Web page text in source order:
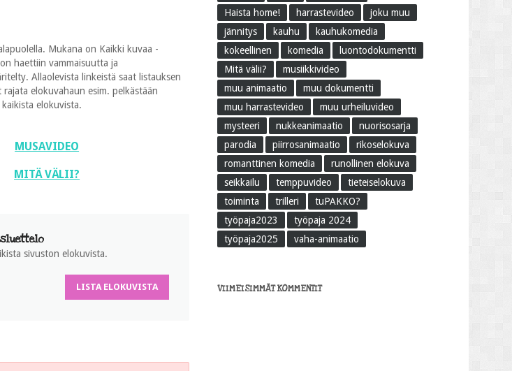
Mukana on Kaikki kuvaa -
haettiin vammaisuutta ja
Allaolevista linkeistä saat listauksen
elokuvahaun esim. pelkästään
elokuvista.
MUSAVIDEO
MITÄ VÄLII?
sivuston elokuvista.
LISTA ELOKUVISTA
Haista home!
harrastevideo
joku muu
jännitys
kauhu
kauhukomedia
kokeellinen
komedia
luontodokumentti
Mitä välii?
musiikkivideo
muu animaatio
muu dokumentti
muu harrastevideo
muu urheiluvideo
mysteeri
nukkeanimaatio
nuorisosarja
parodia
piirrosanimaatio
rikoselokuva
romanttinen komedia
runollinen elokuva
seikkailu
temppuvideo
tieteiselokuva
toiminta
trilleri
tuPAKKO?
työpaja2023
työpaja 2024
työpaja2025
vaha-animaatio
VIIMEISIMMÄT KOMMENTIT